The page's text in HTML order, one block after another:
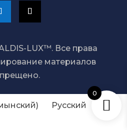
LUX™. Все права
материалов
0
) Русский